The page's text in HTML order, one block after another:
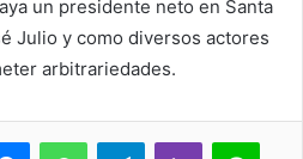
un presidente neto en Santa
Julio y como diversos actores
arbitrariedades.
MessengerWhatsAppTelegramViber Line